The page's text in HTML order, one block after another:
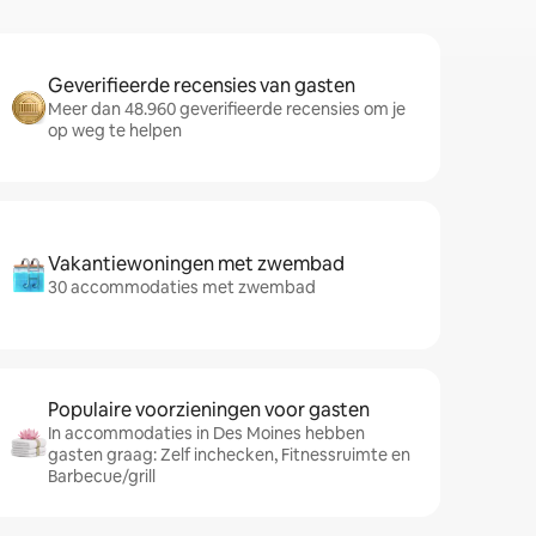
Geverifieerde recensies van gasten
Meer dan 48.960 geverifieerde recensies om je
op weg te helpen
Vakantiewoningen met zwembad
30 accommodaties met zwembad
Populaire voorzieningen voor gasten
In accommodaties in Des Moines hebben
gasten graag: Zelf inchecken, Fitnessruimte en
Barbecue/grill